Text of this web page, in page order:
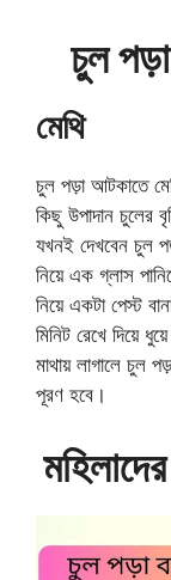
চুল
মেথি
চুল পড়া আটকাতে
কিছু উপাদান চুলের
যখনই দেখবেন চুল
নিয়ে এক গ্লাস
নিয়ে একটা পেস্ট
মিনিট রেখে দিয়ে
মাথায় লাগালে চুল
পূরণ হবে।